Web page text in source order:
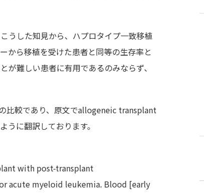
うした知見から、ハプロタイプ一致移植
から移植を受けた患者と同等の生存率と
難しい患者に有用であるのみならず、
比較であり、原文でallogeneic transplant
うに翻訳しております。
with post-transplant
acute myeloid leukemia. Blood [early